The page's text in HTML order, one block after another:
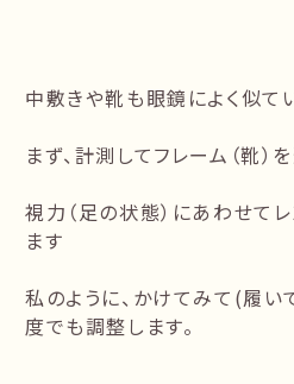
中敷きや靴も眼鏡によく似て
まず、計測してフレーム（靴）
視力（足の状態）にあわせて
ます
私のように、かけてみて(履
度でも調整します。